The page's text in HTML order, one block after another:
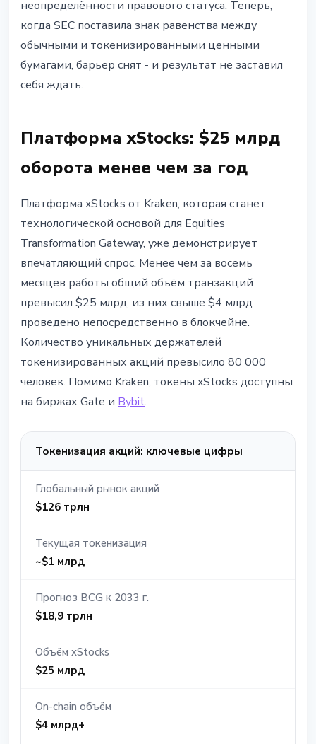
неопределённости правового статуса. Теперь,
когда SEC поставила знак равенства между
обычными и токенизированными ценными
бумагами, барьер снят - и результат не заставил
себя ждать.
Платформа xStocks: $25 млрд
оборота менее чем за год
Платформа xStocks от Kraken, которая станет
технологической основой для Equities
Transformation Gateway, уже демонстрирует
впечатляющий спрос. Менее чем за восемь
месяцев работы общий объём транзакций
превысил $25 млрд, из них свыше $4 млрд
проведено непосредственно в блокчейне.
Количество уникальных держателей
токенизированных акций превысило 80 000
человек. Помимо Kraken, токены xStocks доступны
на биржах Gate и Bybit.
Токенизация акций: ключевые цифры
Глобальный рынок акций
$126 трлн
Текущая токенизация
~$1 млрд
Прогноз BCG к 2033 г.
$18,9 трлн
Объём xStocks
$25 млрд
On-chain объём
$4 млрд+